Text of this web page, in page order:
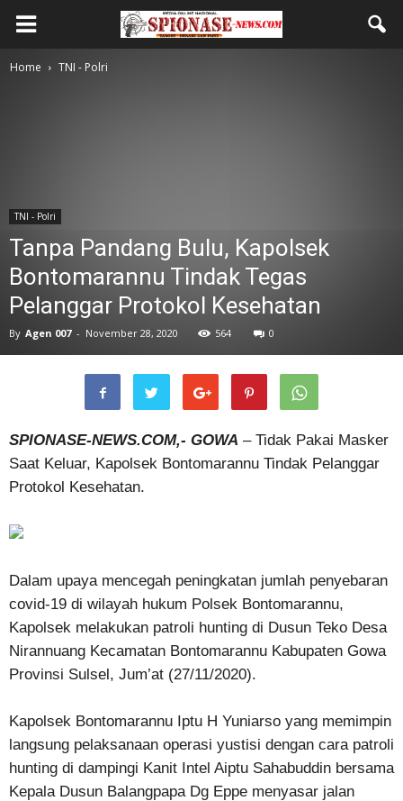
Home TNI - Polri
TNI - Polri
Tanpa Pandang Bulu, Kapolsek
Bontomarannu Tindak Tegas
Pelanggar Protokol Kesehatan
By Agen 007 - November 28, 2020 564 0
SPIONASE-NEWS.COM,- GOWA – Tidak Pakai Masker
Saat Keluar, Kapolsek Bontomarannu Tindak Pelanggar
Protokol Kesehatan.
Dalam upaya mencegah peningkatan jumlah penyebaran
covid-19 di wilayah hukum Polsek Bontomarannu,
Kapolsek melakukan patroli hunting di Dusun Teko Desa
Nirannuang Kecamatan Bontomarannu Kabupaten Gowa
Provinsi Sulsel, Jum’at (27/11/2020).
Kapolsek Bontomarannu Iptu H Yuniarso yang memimpin
langsung pelaksanaan operasi yustisi dengan cara patroli
hunting di dampingi Kanit Intel Aiptu Sahabuddin bersama
Kepala Dusun Balangpapa Dg Eppe menyasar jalan